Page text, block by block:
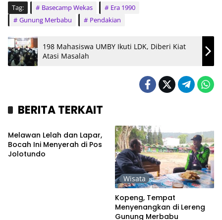
Tag: Basecamp Wekas
Era 1990
Gunung Merbabu
Pendakian
198 Mahasiswa UMBY Ikuti LDK, Diberi Kiat
Atasi Masalah
BERITA TERKAIT
Wisata
Melawan Lelah dan Lapar,
Bocah Ini Menyerah di Pos
Jolotundo
Wisata
Kopeng, Tempat
Menyenangkan di Lereng
Gunung Merbabu